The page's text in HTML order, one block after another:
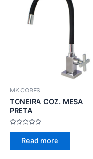
MK CORES
TONEIRA COZ. MESA
PRETA
Rated
Read more